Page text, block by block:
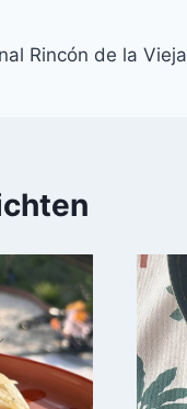
Rincón de la Vieja